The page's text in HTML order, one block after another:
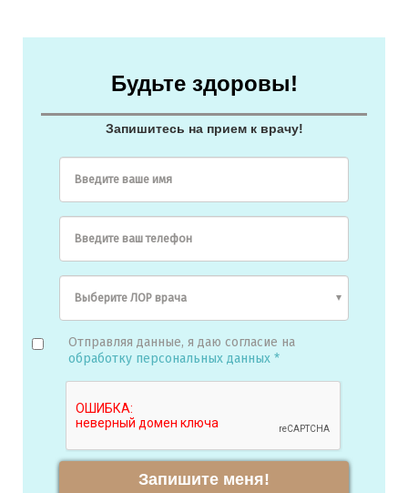
Будьте здоровы!
Запишитесь на прием к врачу!
Введите ваше имя
Введите ваш телефон
Отправляя данные, я даю согласие на
обработку персональных данных *
Запишите меня!